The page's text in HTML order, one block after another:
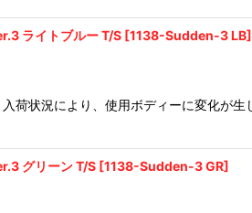
ライトブルー T/S [1138-Sudden-3 LB]
荷状況により、使用ボディーに変化が
グリーン T/S [1138-Sudden-3 GR]